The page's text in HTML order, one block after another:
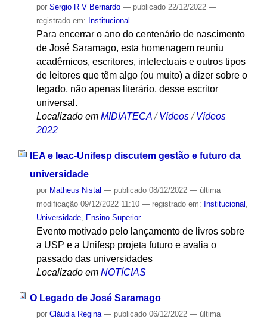
por Sergio R V Bernardo — publicado22/12/2022 —
registrado em: Institucional
Para encerrar o ano do centenário de nascimento
de José Saramago, esta homenagem reuniu
acadêmicos, escritores, intelectuais e outros tipos
de leitores que têm algo (ou muito) a dizer sobre o
legado, não apenas literário, desse escritor
universal.
Localizado em MIDIATECA /Vídeos /Vídeos
2022
IEA e Ieac-Unifesp discutem gestão e futuro da
universidade
por Matheus Nistal — publicado08/12/2022 — última
modificação09/12/2022 11:10 — registrado em: Institucional
Universidade, Ensino Superior
Evento motivado pelo lançamento de livros sobre
a USP e a Unifesp projeta futuro e avalia o
passado das universidades
Localizado em NOTÍCIAS
O Legado de José Saramago
por Cláudia Regina — publicado06/12/2022 — última